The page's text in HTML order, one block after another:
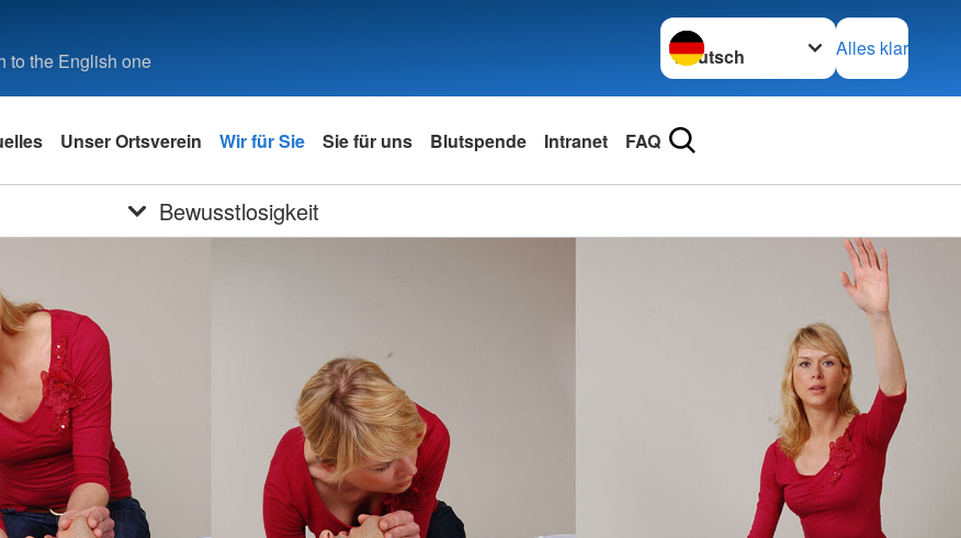
to the English one
Sprache wechseln zu
Alles klar
Unser Ortsverein Wir für Sie Sie für uns Blutspende Intranet FAQ
Bewusstlosigkeit